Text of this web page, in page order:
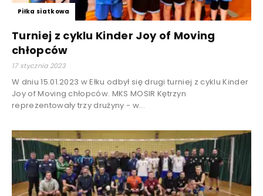
Piłka siatkowa
Turniej z cyklu Kinder Joy of Moving
chłopców
17 stycznia 2023
W dniu 15.01.2023 w Ełku odbył się drugi turniej z cyklu Kinder
Joy of Moving chłopców. MKS MOSIR Kętrzyn
reprezentowały trzy drużyny - w...